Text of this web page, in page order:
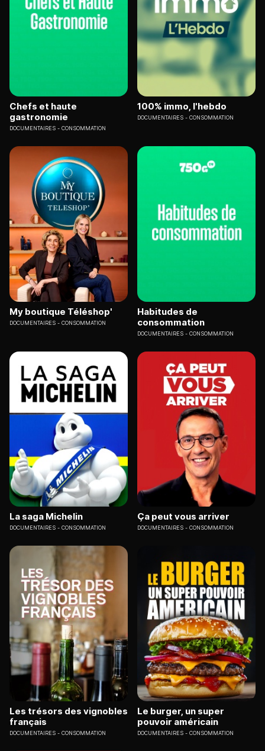
Chefs et haute
gastronomie
DOCUMENTAIRES CONSOMMATION
100% immo, l'hebdo
DOCUMENTAIRES CONSOMMATION
My boutique Téléshop'
DOCUMENTAIRES CONSOMMATION
Habitudes de
consommation
DOCUMENTAIRES CONSOMMATION
La saga Michelin
DOCUMENTAIRES CONSOMMATION
Ça peut vous arriver
DOCUMENTAIRES CONSOMMATION
Les trésors des vignobles
français
DOCUMENTAIRES CONSOMMATION
Le burger, un super
pouvoir américain
DOCUMENTAIRES CONSOMMATION